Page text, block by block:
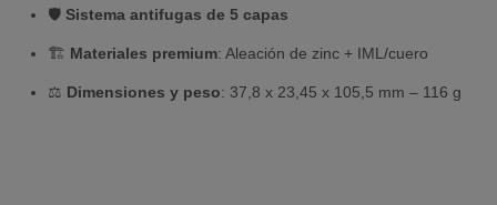
🛡️ Sistema antifugas de 5 capas
🏗️ Materiales premium: Aleación de zinc + IML/cuero
⚖️ Dimensiones y peso: 37,8 x 23,45 x 105,5 mm – 116 g